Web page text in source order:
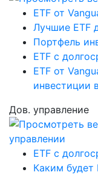
ETF от
Лучшие ETF
Портфель
ETF с
ETF от
инвестиции
Дов. управление
ETF с
Каким будет